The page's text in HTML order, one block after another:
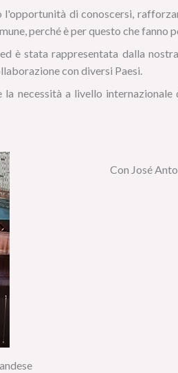
di conoscersi,
perché è per questo che fanno
è stata rappresentata dalla
con diversi Paesi.
necessità a livello
Con José